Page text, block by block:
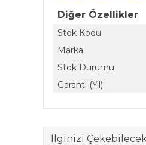
Diğer Özellikler
Stok Kodu
Marka
Stok Durumu
Garanti (Yıl)
İlginizi